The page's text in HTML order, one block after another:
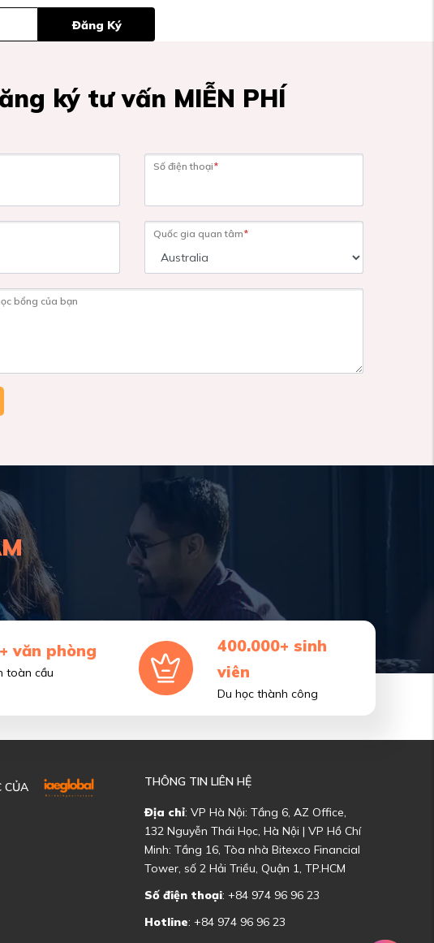
Đăng Ký
ký tư vấn MIỄN PHÍ
Số điện thoại*
Quốc gia quan tâm*
bổng của bạn
văn phòng
toàn cầu
400.000+ sinh
viên
Du học thành công
CỦA THÔNG TIN LIÊN HỆ
Địa chỉ: VP Hà Nội: Tầng 6, AZ Office,
132 Nguyễn Thái Học, Hà Nội | VP Hồ Chí
Minh: Tầng 16, Tòa nhà Bitexco Financial
Tower, số 2 Hải Triều, Quận 1, TP.HCM
Số điện thoại: +84 974 96 96 23
Hotline: +84 974 96 96 23